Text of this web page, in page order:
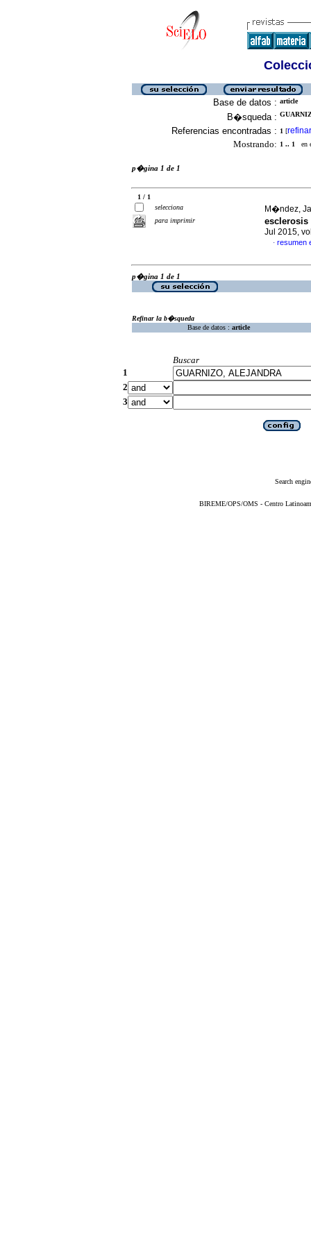
Base de datos : article
B�squeda :
Referencias encontradas : 1 [refinar
Mostrando: 1 .. 1 en
p�gina 1 de 1
1 / 1
selecciona
para imprimir
M�ndez,
Jul 2015,
· resumen
p�gina 1 de 1
Refinar la b�squeda
Base de datos : article
Buscar
1
2
3
Search
BIREME/OPS/OMS - Centro